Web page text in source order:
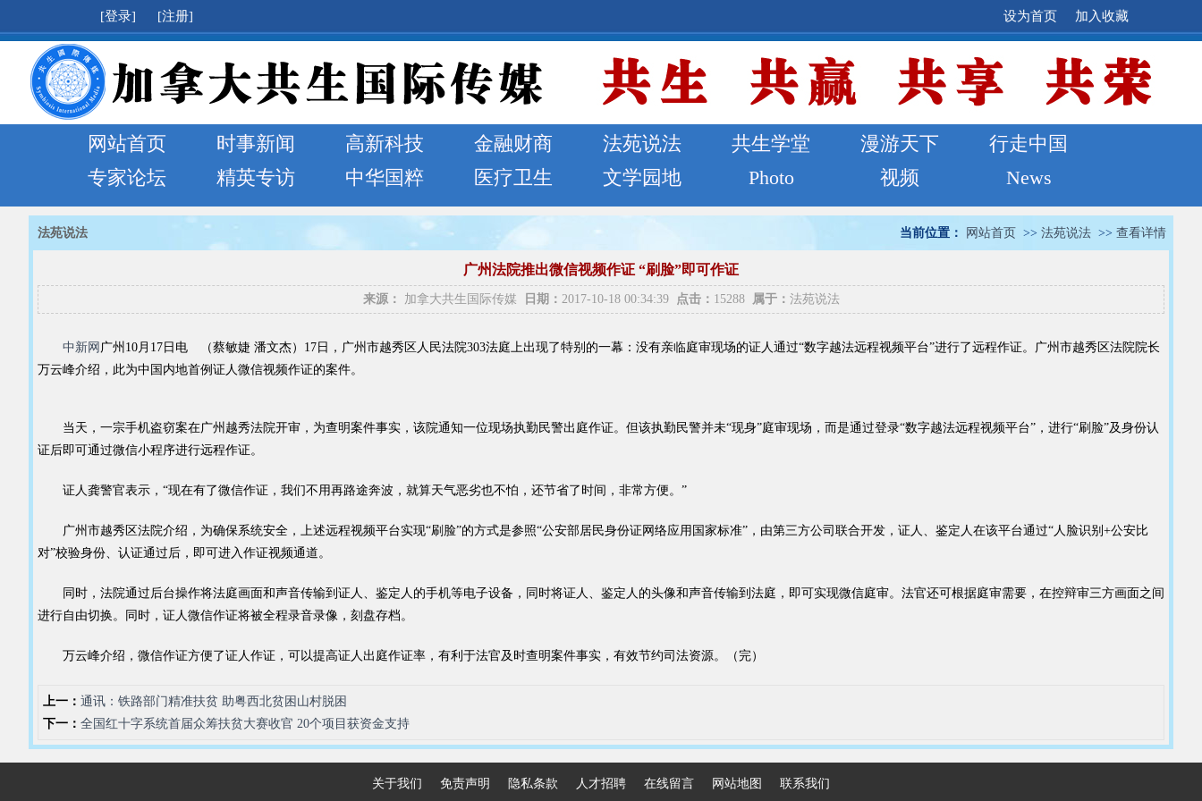
[登录] [注册] 加入收藏
设为首页
网站首页 时事新闻 高新科技 金融财商 法苑说法 共生学堂 漫游天下
行走中国
专家论坛
精英专访 中华国粹 医疗卫生 文学园地 Photo 视频 News
当前位置： 网站首页 >> 法苑说法 >> 查看详情
法苑说法
广州法院推出微信视频作证 “刷脸”即可作证
来源： 加拿大共生国际传媒 日期： 2017-10-18 00:34:39 点击： 15288 属于： 法苑说法
中新网 广州10月17日电 （蔡敏婕 潘文杰）17日，广州市越秀区人民法院303法庭上出现了特别的一幕：没有亲临庭审现场的证人通过“数字越法远程视频平台”进行了远程作证。广州市越秀区法院院长
万云峰介绍，此为中国内地首例证人微信视频作证的案件。
当天，一宗手机盗窃案在广州越秀法院开审，为查明案件事实，该院通知一位现场执勤民警出庭作证。但该执勤民警并未“现身”庭审现场，而是通过登录“数字越法远程视频平台”，进行“刷脸”及身份认
证后即可通过微信小程序进行远程作证。
证人龚警官表示，“现在有了微信作证，我们不用再路途奔波，就算天气恶劣也不怕，还节省了时间，非常方便。”
广州市越秀区法院介绍，为确保系统安全，上述远程视频平台实现“刷脸”的方式是参照“公安部居民身份证网络应用国家标准”，由第三方公司联合开发，证人、鉴定人在该平台通过“人脸识别+公安比
对”校验身份、认证通过后，即可进入作证视频通道。
同时，法院通过后台操作将法庭画面和声音传输到证人、鉴定人的手机等电子设备，同时将证人、鉴定人的头像和声音传输到法庭，即可实现微信庭审。法官还可根据庭审需要，在控辩审三方画面之间
进行自由切换。同时，证人微信作证将被全程录音录像，刻盘存档。
万云峰介绍，微信作证方便了证人作证，可以提高证人出庭作证率，有利于法官及时查明案件事实，有效节约司法资源。（完）
上一： 通讯：铁路部门精准扶贫 助粤西北贫困山村脱困
下一： 全国红十字系统首届众筹扶贫大赛收官 20个项目获资金支持
关于我们 免责声明 隐私条款 人才招聘 在线留言 网站地图 联系我们